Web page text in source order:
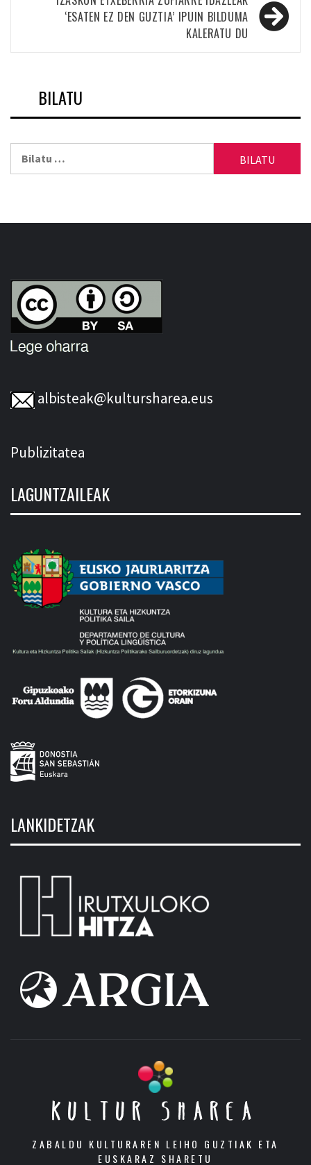
‘ESATEN EZ DEN GUZTIA’ IPUIN BILDUMA
KALERATU DU
BILATU
albisteak@kultursharea.eus
Publizitatea
LAGUNTZAILEAK
LANKIDETZAK
KULTUR SHAREA
ZABALDU KULTURAREN LEIHO GUZTIAK ETA
EUSKARAZ SHARETU